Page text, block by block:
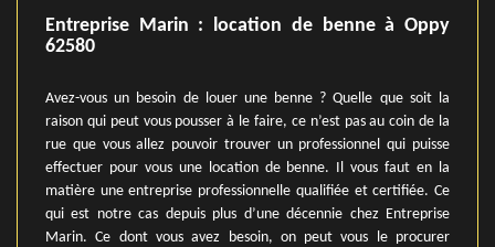
Entreprise Marin : location de benne à Oppy
62580
Avez-vous un besoin de louer une benne ? Quelle que soit la
raison qui peut vous pousser à le faire, ce n’est pas au coin de la
rue que vous allez pouvoir trouver un professionnel qui puisse
effectuer pour vous une location de benne. Il vous faut en la
matière une entreprise professionnelle qualifiée et certifiée. Ce
qui est notre cas depuis plus d’une décennie chez Entreprise
Marin. Ce dont vous avez besoin, on peut vous le procurer